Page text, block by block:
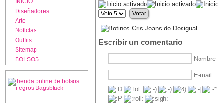
INICIO
Diseñadores
Arte
Noticias
Outfits
Sitemap
BOLSOS
Ratio:5/ 5
Por
favor,
vote
Escribir un comentario
Nombre
E-mail